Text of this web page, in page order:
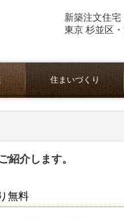
新築注文住宅
東京 杉並区
住まいづくり
地下室のある家
紀州桧の健康住宅
外断熱換気工法
施工の流れ
紹介します。
無料